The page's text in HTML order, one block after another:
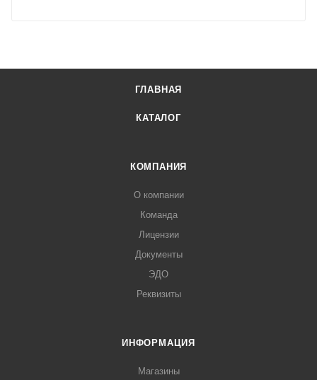
ГЛАВНАЯ
КАТАЛОГ
КОМПАНИЯ
О компании
Команда
Лицензии
Документы
ЭДО
Реквизиты
ИНФОРМАЦИЯ
Магазины